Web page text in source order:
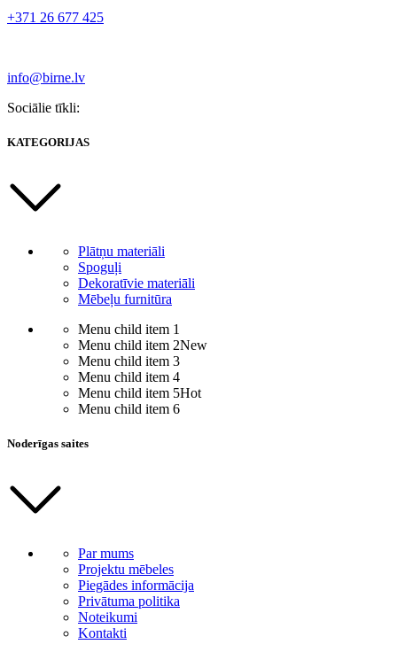
+371 26 677 425
info@birne.lv
Sociālie tīkli:
KATEGORIJAS
Plātņu materiāli
Spoguļi
Dekoratīvie materiāli
Mēbeļu furnitūra
Menu child item 1
Menu child item 2New
Menu child item 3
Menu child item 4
Menu child item 5Hot
Menu child item 6
Noderīgas saites
Par mums
Projektu mēbeles
Piegādes informācija
Privātuma politika
Noteikumi
Kontakti